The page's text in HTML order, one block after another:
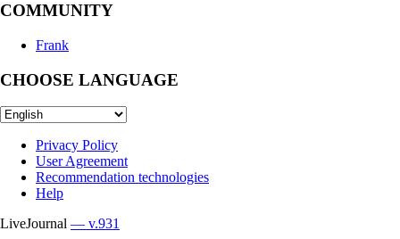
COMMUNITY
Frank
CHOOSE LANGUAGE
Privacy Policy
User Agreement
Recommendation technologies
Help
LiveJournal — v.931